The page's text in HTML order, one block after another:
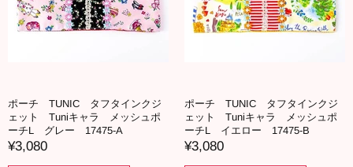
ポーチ TUNIC タフタインクジ
ェット Tuniキャラ メッシュポ
ーチL グレー 17475-A
¥3,080
ポーチ TUNIC タフタインクジ
ェット Tuniキャラ メッシュポ
ーチL イエロー 17475-B
¥3,080